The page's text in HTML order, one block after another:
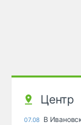
Центр
07.08 В